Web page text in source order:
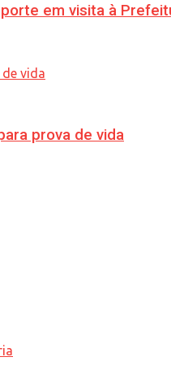
em visita à
prova de vida